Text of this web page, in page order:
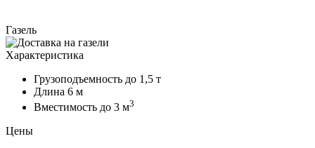
Газель
Характеристика
Грузоподъемность до 1,5 т
Длина 6 м
Вместимость до 3 м3
Цены